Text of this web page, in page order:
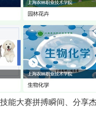
能大赛拼搏瞬间、分享